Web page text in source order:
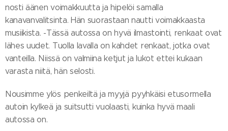
nosti äänen voimakkuutta ja hipelöi samalla
kanavanvalitsinta. Hän suorastaan nautti voimakkaasta
musiikista. -Tässä autossa on hyvä ilmastointi, renkaat ovat
lähes uudet. Tuolla lavalla on kahdet renkaat, jotka ovat
vanteilla. Niissä on valmiina ketjut ja lukot ettei kukaan
varasta niitä, hän selosti.
Nousimme ylös penkeiltä ja myyjä pyyhkäisi etusormella
autoin kylkeä ja suitsutti vuolaasti, kuinka hyvä maali
autossa on.